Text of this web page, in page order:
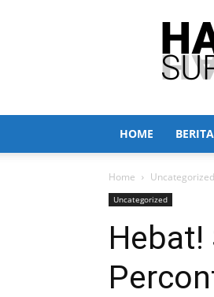
HOME BERITA
Home Uncategorized
Uncategorized
Hebat!